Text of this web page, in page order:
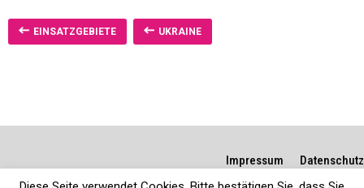
EINSATZGEBIETE UKRAINE
Impressum
Datenschutz